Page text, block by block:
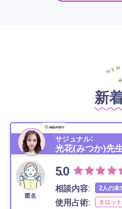
新
サジュナル：
光花(みつか)先
匿名
5.0
相談内容: 2人の未
使用占術: タロット